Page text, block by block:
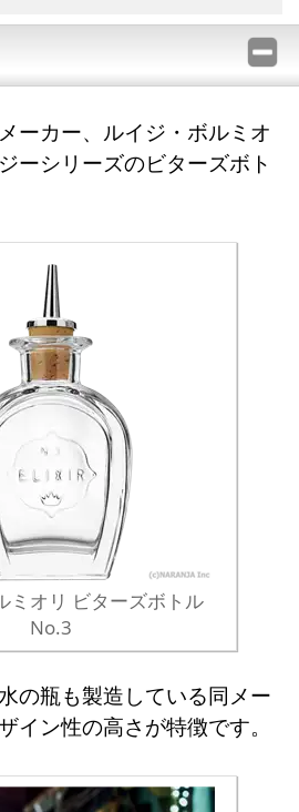
ーカー、ルイジ・ボルミオ
ーシリーズのビターズボト
ミオリ ビターズボトル
No.3
の瓶も製造している同メー
イン性の高さが特徴です。